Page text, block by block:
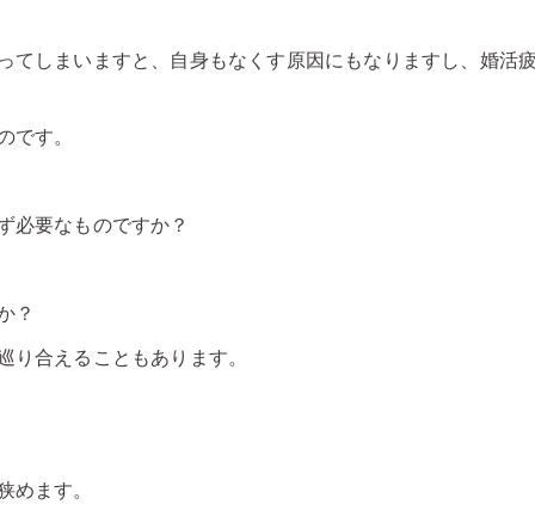
てしまいますと、自身もなくす原因にもなりますし、婚活
です。
必要なものですか？
？
合えることもあります。
めます。